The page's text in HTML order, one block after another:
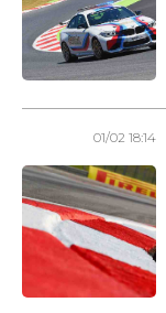
01/02 18:14